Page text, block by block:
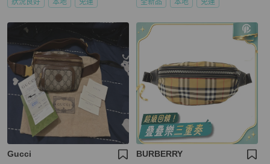
狀況良好 本地 免運 全新品 本地 免運
Gucci BURBERRY